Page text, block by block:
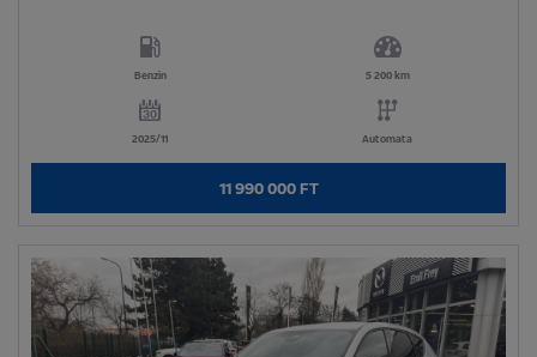
Benzin 5 200 km
2025/11 Automata
11 990 000 FT